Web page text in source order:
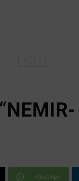
WhatsApp